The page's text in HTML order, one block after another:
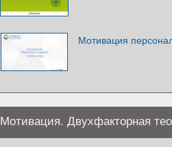
Мотивация
Мотивация. Двухфакторная